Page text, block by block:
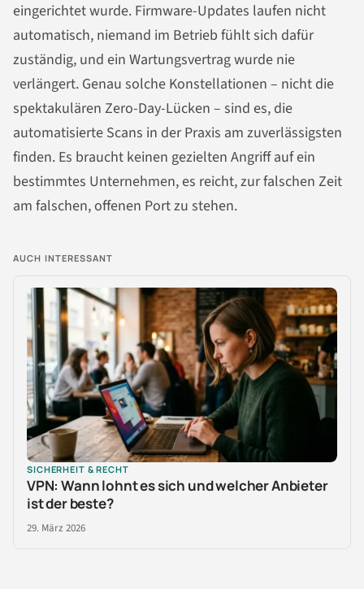
eingerichtet wurde. Firmware-Updates laufen nicht
automatisch, niemand im Betrieb fühlt sich dafür
zuständig, und ein Wartungsvertrag wurde nie
verlängert. Genau solche Konstellationen – nicht die
spektakulären Zero-Day-Lücken – sind es, die
automatisierte Scans in der Praxis am zuverlässigsten
finden. Es braucht keinen gezielten Angriff auf ein
bestimmtes Unternehmen, es reicht, zur falschen Zeit
am falschen, offenen Port zu stehen.
AUCH INTERESSANT
SICHERHEIT & RECHT
VPN: Wann lohnt es sich und welcher Anbieter
ist der beste?
29. März 2026